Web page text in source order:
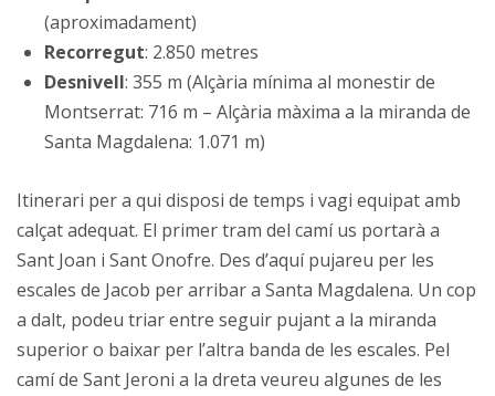
(aproximadament)
Recorregut: 2.850 metres
Desnivell: 355 m (Alçària mínima al monestir de
Montserrat: 716 m – Alçària màxima a la miranda de
Santa Magdalena: 1.071 m)
Itinerari per a qui disposi de temps i vagi equipat amb
calçat adequat. El primer tram del camí us portarà a
Sant Joan i Sant Onofre. Des d’aquí pujareu per les
escales de Jacob per arribar a Santa Magdalena. Un cop
a dalt, podeu triar entre seguir pujant a la miranda
superior o baixar per l’altra banda de les escales. Pel
camí de Sant Jeroni a la dreta veureu algunes de les